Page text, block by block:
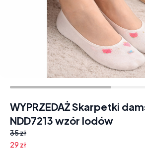
WYPRZEDAŻ Skarpetki
NDD7213 wzór lodów
35 zł
29 zł